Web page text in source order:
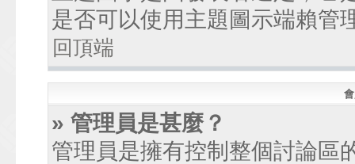
是否可以使用主題圖示端賴管
回頂端
» 管理員是甚麼？
管理員是擁有控制整個討論區